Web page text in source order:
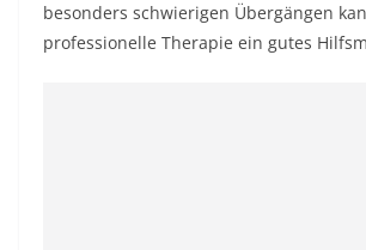
besonders schwierigen Übergängen
professionelle Therapie ein gutes